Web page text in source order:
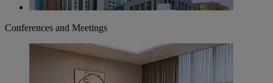
Conferences and Meetings